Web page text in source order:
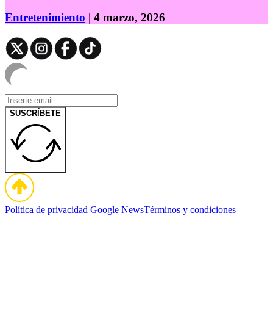
Entretenimiento | 4 marzo, 2026
SUSCRÍBETE
Política de privacidad Google NewsTérminos y condiciones